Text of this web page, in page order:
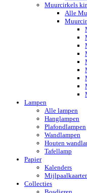
Muurcirkels
Alle
Lampen
Alle lampen
Hanglampen
Plafondlampen
Wandlampen
Houten
Tafellamp
Papier
Kalenders
Collecties